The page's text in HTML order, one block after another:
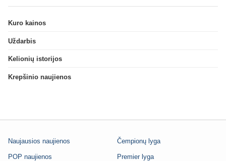
Kuro kainos
Uždarbis
Kelionių istorijos
Krepšinio naujienos
Naujausios naujienos
POP naujienos
Čempionų lyga
Premier lyga